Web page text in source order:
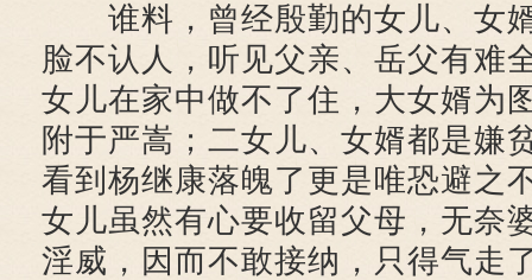
谁料，曾经殷勤的女儿、女
脸不认人，听见父亲、岳父有难
女儿在家中做不了住，大女婿为
附于严嵩；二女儿、女婿都是嫌
看到杨继康落魄了更是唯恐避之
女儿虽然有心要收留父母，无奈
淫威，因而不敢接纳，只得气走